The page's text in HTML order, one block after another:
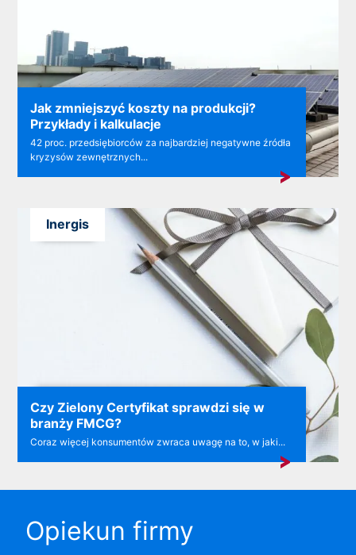
Jak zmniejszyć koszty na produkcji?
Przykłady i kalkulacje
42 proc. przedsiębiorców za najbardziej negatywne źródła
kryzysów zewnętrznych...
Czy Zielony Certyfikat sprawdzi się w
branży FMCG?
Coraz więcej konsumentów zwraca uwagę na to, w jaki...
Inergis
Opiekun firmy